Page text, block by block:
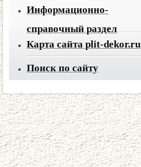
Информационно-
справочный раздел
Карта сайта plit-dekor.ru
Поиск по сайту